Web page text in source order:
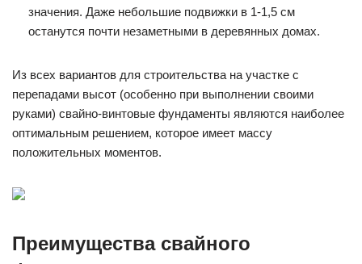
значения. Даже небольшие подвижки в 1-1,5 см
останутся почти незаметными в деревянных домах.
Из всех вариантов для строительства на участке с
перепадами высот (особенно при выполнении своими
руками) свайно-винтовые фундаменты являются наиболее
оптимальным решением, которое имеет массу
положительных моментов.
Преимущества свайного